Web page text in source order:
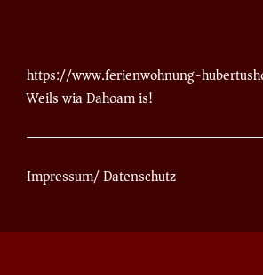
https://www.ferienwohnung-
Weils wia Dahoam is!
Impressum/Datenschutz